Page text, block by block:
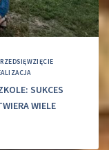
SUKCES
WIELE